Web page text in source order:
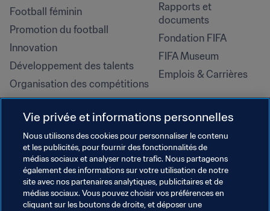
Football féminin
Promotion du football
Innovation
Développement des talents
Organisation des compétitions
Développement durable
Droits de l'homme et lutte contre
la discrimination
Santé et médical
Initiatives en matière de
formation
Rapports et
documents
Fondation FIFA
FIFA Museum
Emplois & Carrières
Vie privée et informations personnelles
Nous utilisons des cookies pour personnaliser le contenu
et les publicités, pour fournir des fonctionnalités de
médias sociaux et analyser notre trafic. Nous partageons
également des informations sur votre utilisation de notre
site avec nos partenaires analytiques, publicitaires et de
médias sociaux. Vous pouvez choisir vos préférences en
cliquant sur les boutons de droite, et déposer une